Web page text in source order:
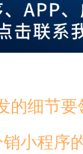
的细节
小程序